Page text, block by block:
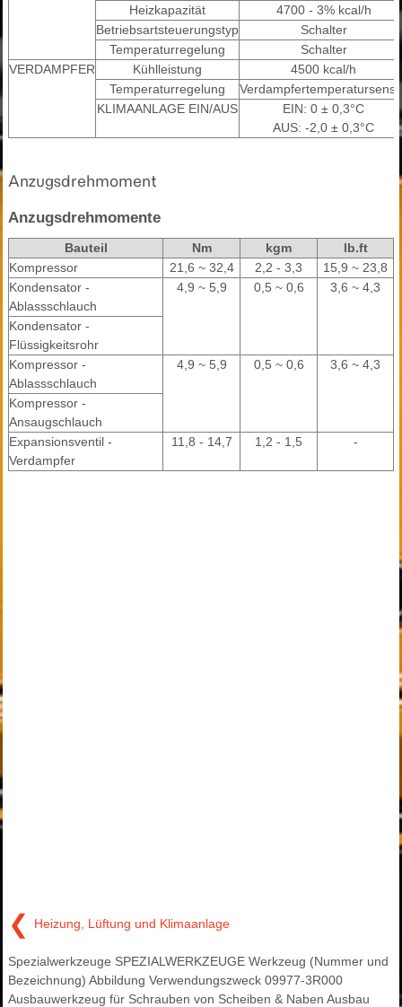
Heizkapazität
4700 - 3% kcal/h
Betriebsartsteuerungstyp
Schalter
Temperaturregelung
Schalter
VERDAMPFER
Kühlleistung
4500 kcal/h
Temperaturregelung
KLIMAANLAGE EIN/AUS
EIN: 0 ± 0,3°C
AUS: -2,0 ± 0,3°C
Anzugsdrehmoment
Anzugsdrehmomente
Bauteil Nm kgm
lb.ft
Kompressor
21,6 ~ 32,4 2,2 - 3,3
15,9 ~ 23,8
Kondensator -
Ablassschlauch
4,9 ~ 5,9 0,5 ~ 0,6 3,6 ~ 4,3
Kondensator -
Flüssigkeitsrohr
Kompressor -
Ablassschlauch
4,9 ~ 5,9 0,5 ~ 0,6 3,6 ~ 4,3
Kompressor -
Ansaugschlauch
Expansionsventil -
Verdampfer
11,8 - 14,7 1,2 - 1,5 -
❮ Heizung, Lüftung und Klimaanlage
Spezialwerkzeuge SPEZIALWERKZEUGE Werkzeug (Nummer und
Bezeichnung) Abbildung Verwendungszweck 09977-3R000
Ausbauwerkzeug für Schrauben von Scheiben & Naben Ausbau